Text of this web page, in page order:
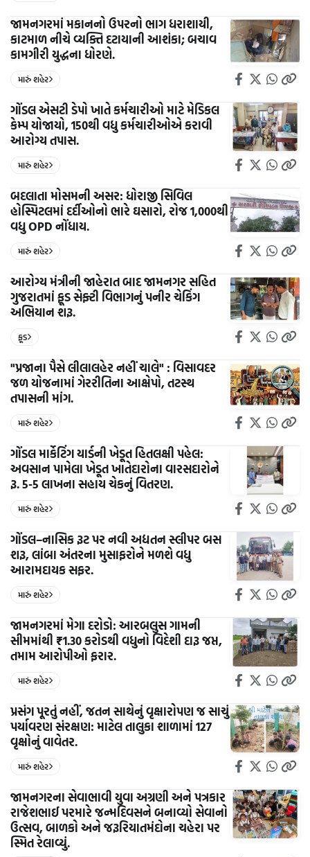
જામનગરમાં મકાનનો ઉપરનો ભાગ ધરાશાયી,
કાટમાળ નીચે વ્યક્તિ દટાયાની આશંકા; બચાવ
કામગીરી યુદ્ધના ધોરણે.
મારું શહેર
ગોંડલ એસટી ડેપો ખાતે કર્મચારીઓ માટે મેડિકલ
કેમ્પ યોજાયો, 150થી વધુ કર્મચારીઓએ કરાવી
આરોગ્ય તપાસ.
મારું શહેર
બદલાતા મોસમની અસર: ધોરાજી સિવિલ
હોસ્પિટલમાં દર્દીઓનો ભારે ઘસારો, રોજ 1,000થી
વધુ OPD નોંધાય.
મારું શહેર
આરોગ્ય મંત્રીની જાહેરાત બાદ જામનગર સહિત
ગુજરાતમાં ફૂડ સેફ્ટી વિભાગનું પનીર ચેકિંગ
અભિયાન શરૂ.
ફૂડ
"પ્રજાના પૈસે લીલાલહેર નહીં ચાલે" : વિસાવદર
જળ યોજનામાં ગેરરીતિના આક્ષેપો, તટસ્થ
તપાસની માંગ.
મારું શહેર
ગોંડલ માર્કેટિંગ યાર્ડની ખેડૂત હિતલક્ષી પહેલ:
અવસાન પામેલા ખેડૂત ખાતેદારોના વારસદારોને
રૂ. 5-5 લાખના સહાય ચેકનું વિતરણ.
મારું શહેર
ગોંડલ–નાસિક રૂટ પર નવી અદ્યતન સ્લીપર બસ
શરૂ, લાંબા અંતરના મુસાફરોને મળશે વધુ
આરામદાયક સફર.
મારું શહેર
જામનગરમાં મેગા દરોડો: આરબલુસ ગામની
સીમમાંથી ₹1.30 કરોડથી વધુનો વિદેશી દારૂ જપ્ત,
તમામ આરોપીઓ ફરાર.
મારું શહેર
પ્રસંગ પૂરતું નહીં, જતન સાથેનું વૃક્ષારોપણ જ સાચું
પર્યાવરણ સંરક્ષણ: માટેલ તાલુકા શાળામાં 127
વૃક્ષોનું વાવેતર.
મારું શહેર
જામનગરના સેવાભાવી યુવા અગ્રણી અને પત્રકાર
રાજેશભાઈ પરમારે જન્મદિવસને બનાવ્યો સેવાનો
ઉત્સવ, બાળકો અને જરૂરિયાતમંદોના ચહેરા પર
સ્મિત રેલાવ્યું.